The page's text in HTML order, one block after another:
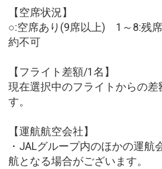
【空席状況】
○:空席あり(9席以上) 1～8:残
約不可
【フライト差額/1名】
現在選択中のフライトからの
す。
【運航航空会社】
・JALグループ内のほかの運航
航となる場合がございます。